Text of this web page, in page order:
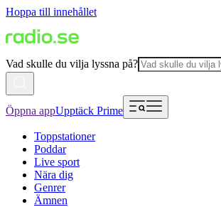
Hoppa till innehållet
Vad skulle du vilja lyssna på?
Öppna appUpptäck Prime
Toppstationer
Poddar
Live sport
Nära dig
Genrer
Ämnen